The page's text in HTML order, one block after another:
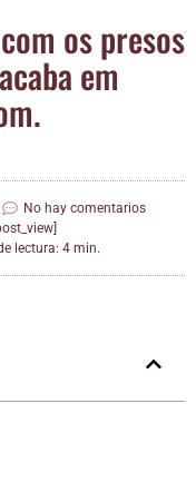
os pre­sos
em
No hay comentarios
lectura: 4 min.